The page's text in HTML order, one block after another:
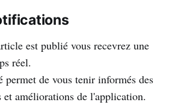
est publié vous recevrez une
réel.
permet de vous tenir informés des
et améliorations de l'application.